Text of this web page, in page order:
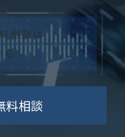
相談は
ら
料相談